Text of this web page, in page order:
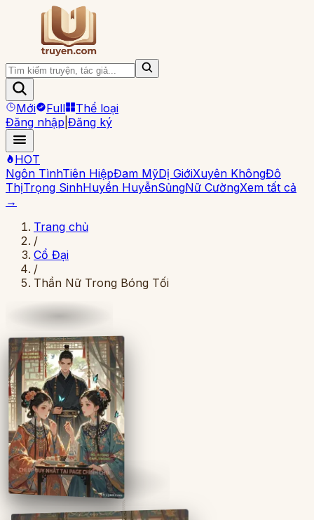
Mới Full
Thể loại
Đăng nhập Đăng ký
HOT
Ngôn TìnhTiên HiệpĐam MỹDị GiớiXuyên KhôngĐô
ThịTrọng SinhHuyền HuyễnSủngNữ CườngXem tất cả
→
Trang chủ
/
Cổ Đại
/
Thần Nữ Trong Bóng Tối